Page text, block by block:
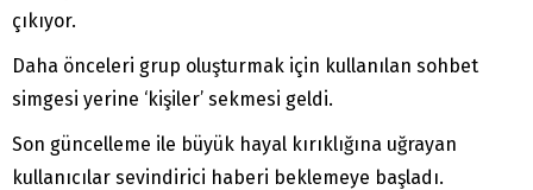
çıkıyor.
Daha önceleri grup oluşturmak için kullanılan sohbet
simgesi yerine ‘kişiler’ sekmesi geldi.
Son güncelleme ile büyük hayal kırıklığına uğrayan
kullanıcılar sevindirici haberi beklemeye başladı.